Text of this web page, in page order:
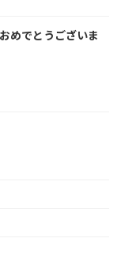
めでとうございま